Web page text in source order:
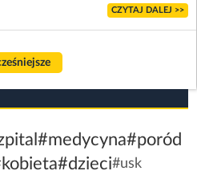
CZYTAJ DALEJ >>
#medycyna#poród
#dzieci#usk